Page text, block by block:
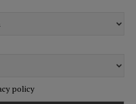
policy